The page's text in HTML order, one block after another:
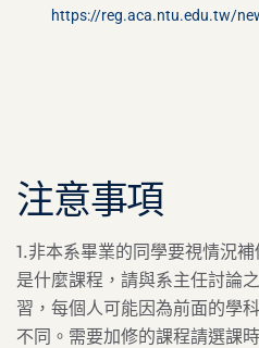
https://reg.aca.ntu.edu.tw/
注意事項
1.非本系畢業的同學要視情況
是什麼課程，請與系主任討論
習，每個人可能因為前面的學
不同。需要加修的課程請選課